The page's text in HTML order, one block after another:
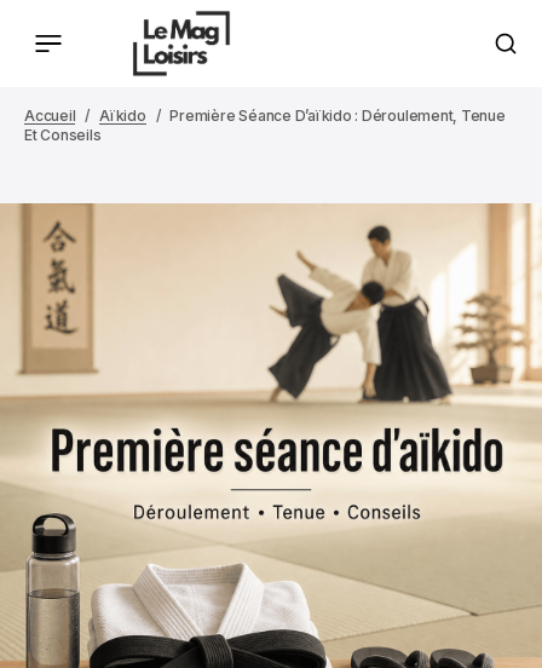
Accueil Aïkido
Première Séance D’aïkido : Déroulement, Tenue
Et Conseils